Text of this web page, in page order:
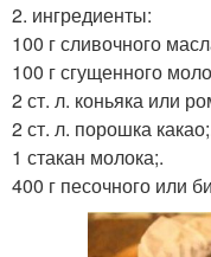
2. ингредиенты:
100 г сливочного
100 г сгущенного
2 ст. л. коньяка или
2 ст. л. порошка
1 стакан молока;.
400 г песочного или